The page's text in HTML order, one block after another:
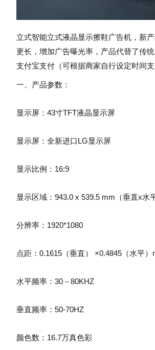
立式智能立式液晶显示擦鞋广告机，新
更长，增加广告曝光率，产品代替了传
支付宝支付（可根据商家自行设定时间支
一、产品参数：
显示屏：43寸TFT液晶显示屏
显示屏：全新进口LG显示屏
显示比例：16:9
显示区域：943.0 x 539.5 mm（垂直x水平
分辨率：1920*1080
点距：0.1615（垂直） ×0.4845（水平）
水平频率：30－80KHZ
垂直频率：50-70HZ
颜色数：16.7万真色彩